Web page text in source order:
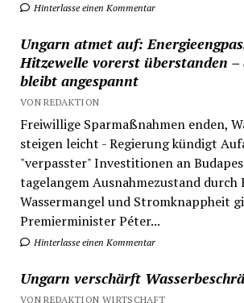
Hinterlasse einen Kommentar
Ungarn atmet auf:
Hitzewelle vorerst überstanden –
bleibt angespannt
VON REDAKTION
Freiwillige Sparmaßnahmen enden,
steigen leicht - Regierung kündigt
"verpasster" Investitionen an
tagelangem Ausnahmezustand durch
Wassermangel und Stromknappheit
Premierminister Péter...
Hinterlasse einen Kommentar
Ungarn verschärft
VON REDAKTION WIRTSCHAFT